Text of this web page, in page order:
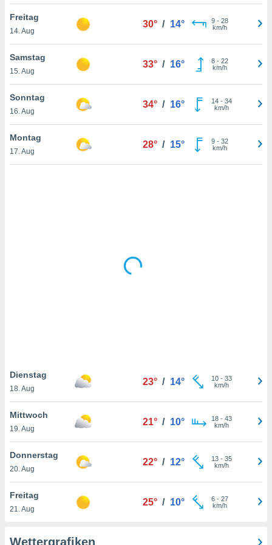
der
weiterhin
nicht
von
und
auf
klicken.
Freitag
14. Aug
30° / 14° 9- 28
km/h
Samstag
15. Aug
33° / 16° 8- 22
km/h
Sonntag
16. Aug
34° / 16° 14- 34
km/h
Montag
17. Aug
28° / 15° 9- 32
km/h
Dienstag
18. Aug
23° / 14° 10- 33
km/h
Mittwoch
19. Aug
21° / 10° 18- 43
km/h
Donnerstag
20. Aug
22° / 12° 13- 35
km/h
Freitag
21. Aug
25° / 10° 6- 27
km/h
Wettergrafiken